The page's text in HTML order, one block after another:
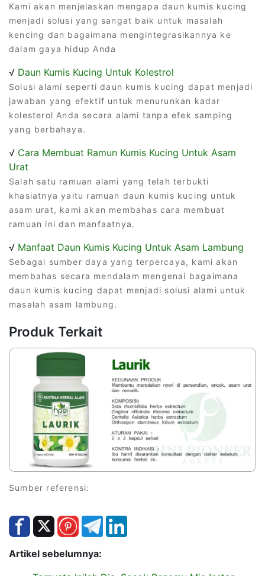
Kami akan menjelaskan mengapa daun kumis kucing
menjadi solusi yang sangat baik untuk masalah
kencing dan bagaimana mengintegrasikannya ke
dalam gaya hidup Anda
√ Daun Kumis Kucing Untuk Kolestrol
Solusi alami seperti daun kumis kucing dapat menjadi
jawaban yang efektif untuk menurunkan kadar
kolesterol Anda secara alami tanpa efek samping
yang berbahaya.
√ Cara Membuat Ramun Kumis Kucing Untuk Asam
Urat
Salah satu ramuan alami yang telah terbukti
khasiatnya yaitu ramuan daun kumis kucing untuk
asam urat, kami akan membahas cara membuat
ramuan ini dan manfaatnya.
√ Manfaat Daun Kumis Kucing Untuk Asam Lambung
Sebagai sumber daya yang terpercaya, kami akan
membahas secara mendalam mengenai bagaimana
daun kumis kucing dapat menjadi solusi alami untuk
masalah asam lambung.
Produk Terkait
Sumber referensi:
Artikel sebelumnya: